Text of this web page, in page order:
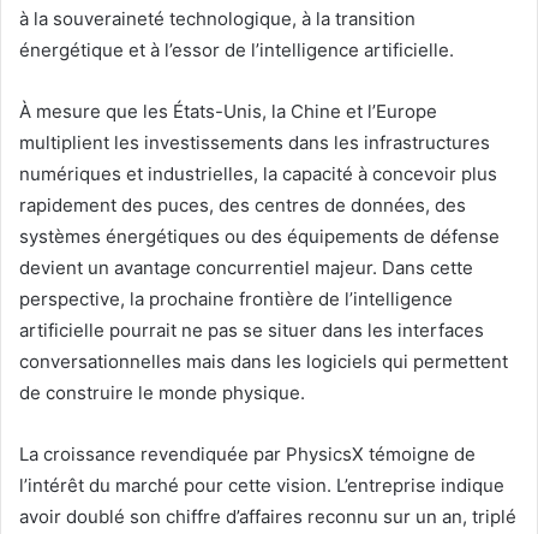
à la souveraineté technologique, à la transition
énergétique et à l’essor de l’intelligence artificielle.
À mesure que les États-Unis, la Chine et l’Europe
multiplient les investissements dans les infrastructures
numériques et industrielles, la capacité à concevoir plus
rapidement des puces, des centres de données, des
systèmes énergétiques ou des équipements de défense
devient un avantage concurrentiel majeur. Dans cette
perspective, la prochaine frontière de l’intelligence
artificielle pourrait ne pas se situer dans les interfaces
conversationnelles mais dans les logiciels qui permettent
de construire le monde physique.
La croissance revendiquée par PhysicsX témoigne de
l’intérêt du marché pour cette vision. L’entreprise indique
avoir doublé son chiffre d’affaires reconnu sur un an, triplé